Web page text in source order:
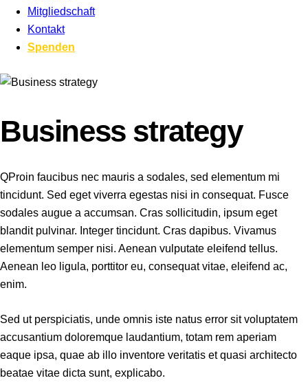
Mitgliedschaft
Kontakt
Spenden
Business strategy
QProin faucibus nec mauris a sodales, sed elementum mi
tincidunt. Sed eget viverra egestas nisi in consequat. Fusce
sodales augue a accumsan. Cras sollicitudin, ipsum eget
blandit pulvinar. Integer tincidunt. Cras dapibus. Vivamus
elementum semper nisi. Aenean vulputate eleifend tellus.
Aenean leo ligula, porttitor eu, consequat vitae, eleifend ac,
enim.
Sed ut perspiciatis, unde omnis iste natus error sit voluptatem
accusantium doloremque laudantium, totam rem aperiam
eaque ipsa, quae ab illo inventore veritatis et quasi architecto
beatae vitae dicta sunt, explicabo.